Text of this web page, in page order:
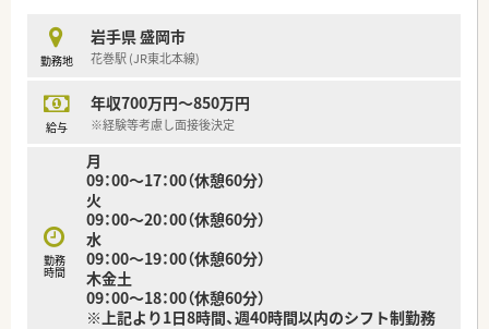
【こんな方にオススメ】
■岩手県内で年収700万円以上の高待遇を探している方にとっ
て、これ以上の条件はなかなか見つからないほどのおすすめ案件
■将来的に薬局経営やマネジメントに興味があり、大手法人の整
った環境で一からノウハウを学びたい方に非常に適していま
■残業を極力減らして、定時退社に近い形で帰宅したいと考えて
いるワークライフバランス重視派のリーダー志向の方に推奨し
ます。
勤務地
岩手県 盛岡市
花巻駅 (JR東北本線)
給与
年収700万円～850万円
※経験等考慮し面接後決定
勤務
時間
月
09：00～17：00（休憩60分）
火
09：00～20：00（休憩60分）
水
09：00～19：00（休憩60分）
木金土
09：00～18：00（休憩60分）
※上記より1日8時間、週40時間以内のシフト制勤務